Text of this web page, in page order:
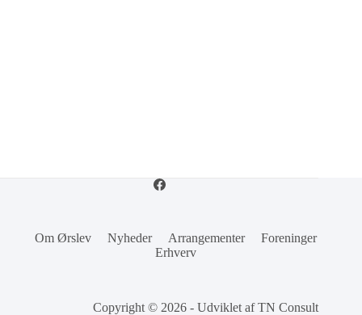
Om Ørslev Nyheder Arrangementer
Foreninger
Erhverv
Copyright © 2026 - Udviklet afTN Consult